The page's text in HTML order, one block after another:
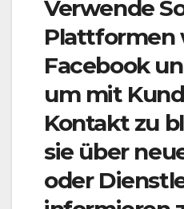
Verwende
Plattformen
Facebook
um mit
Kontakt zu
sie über
oder